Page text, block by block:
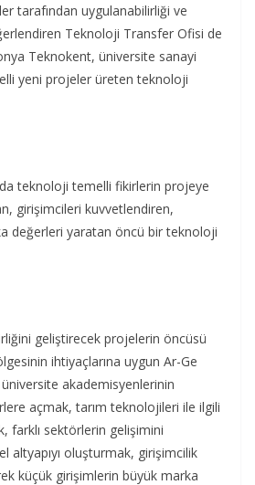
tarafından uygulanabilirliği ve
Teknoloji Transfer Ofisi de
Teknokent, üniversite sanayi
yeni projeler üreten teknoloji
teknoloji temelli fikirlerin projeye
girişimcileri kuvvetlendiren,
değerleri yaratan öncü bir teknoloji
geliştirecek projelerin öncüsü
ihtiyaçlarına uygun Ar-Ge
akademisyenlerinin
açmak, tarım teknolojileri ile ilgili
farklı sektörlerin gelişimini
altyapıyı oluşturmak, girişimcilik
küçük girişimlerin büyük marka